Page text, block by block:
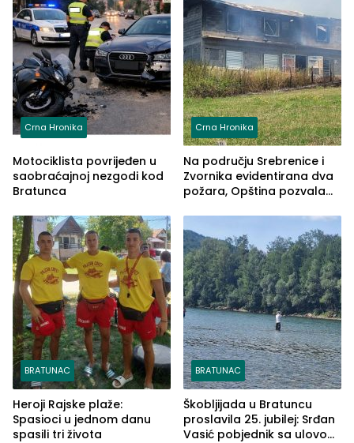
Crna Hronika
Motociklista povrijeđen u
saobraćajnoj nezgodi kod
Bratunca
Crna Hronika
Na području Srebrenice i
Zvornika evidentirana dva
požara, Opština pozvala
BRATUNAC
Heroji Rajske plaže:
Spasioci u jednom danu
spasili tri života
BRATUNAC
Škobljijada u Bratuncu
proslavila 25. jubilej: Srđan
Vasić pobjednik sa ulovom